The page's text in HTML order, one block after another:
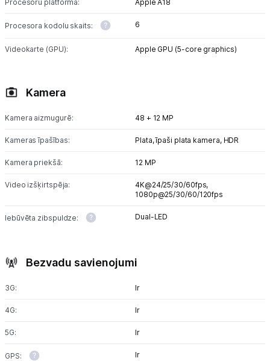
Procesoru platforma: Apple A18
Procesora kodolu skaits: 6
Videokarte (GPU): Apple GPU (5-core graphics)
Kamera
Kamera aizmugurē: 48 + 12 MP
Kameras īpašības: Plata, īpaši plata kamera, HDR
Kamera priekšā: 12 MP
Video izšķirtspēja:
4K@24/25/30/60fps,
1080p@25/30/60/120fps
Iebūvēta zibspuldze: Dual-LED
Bezvadu savienojumi
3G: Ir
4G: Ir
5G: Ir
GPS: Ir